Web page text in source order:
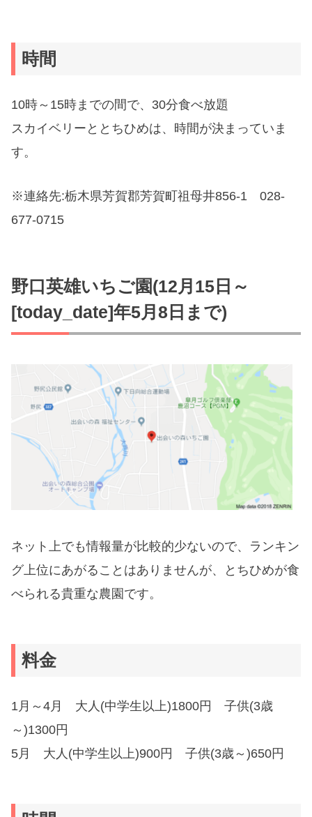
時間
10時～15時までの間で、30分食べ放題
スカイベリーととちひめは、時間が決まっていま
す。
※連絡先:栃木県芳賀郡芳賀町祖母井856-1 028-
677-0715
野口英雄いちご園(12月15日～
[today_date]年5月8日まで)
ネット上でも情報量が比較的少ないので、ランキン
グ上位にあがることはありませんが、とちひめが食
べられる貴重な農園です。
料金
1月～4月 大人(中学生以上)1800円 子供(3歳
～)1300円
5月 大人(中学生以上)900円 子供(3歳～)650円